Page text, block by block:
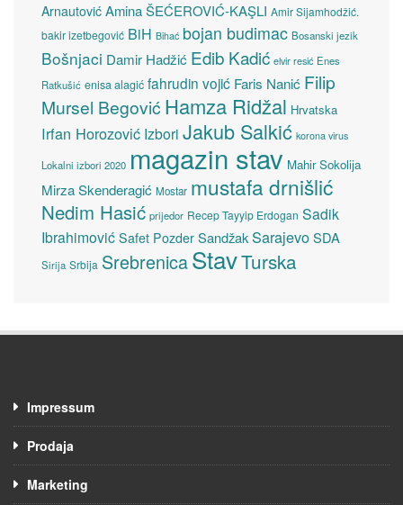
Arnautović Amina ŠEĆEROVIĆ-KAŞLI Amir Sijamhodžić.
bakir izetbegović BiH Bihać bojan budimac Bosanski jezik
Bošnjaci Damir Hadžić Edib Kadić elvir resić Enes
Ratkušić enisa alagić fahrudin vojić Faris Nanić Filip
Mursel Begović Hamza Ridžal Hrvatska
Irfan Horozović Izbori Jakub Salkić korona virus
Lokalni izbori 2020 magazin stav Mahir Sokolija
Mirza Skenderagić Mostar mustafa drnišlić
Nedim Hasić prijedor Recep Tayyip Erdogan Sadik
Ibrahimović Safet Pozder SandžakSarajevoSDA
Sirija Srbija SrebrenicaStavTurska
Impressum
Prodaja
Marketing